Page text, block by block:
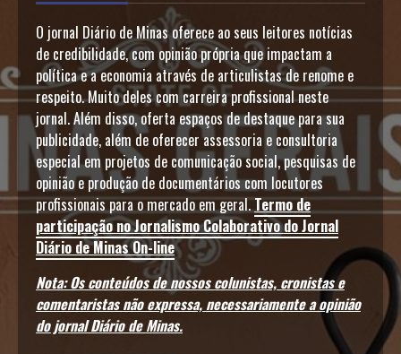
O jornal Diário de Minas oferece ao seus leitores notícias
de credibilidade, com opinião própria que impactam a
política e a economia através de articulistas de renome e
respeito. Muito deles com carreira profissional neste
jornal. Além disso, oferta espaços de destaque para sua
publicidade, além de oferecer assessoria e consultoria
especial em projetos de comunicação social, pesquisas de
opinião e produção de documentários com locutores
profissionais para o mercado em geral.Termo de
participação no Jornalismo Colaborativo do Jornal
Diário de Minas On-line
Nota: Os conteúdos de nossos colunistas, cronistas e
comentaristas não expressa, necessariamente a opinião
do jornal Diário de Minas.